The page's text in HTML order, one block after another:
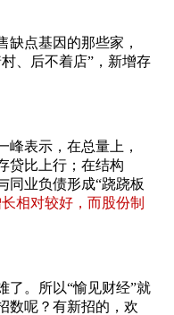
缺点基因的那些家，
、后不着店”，新增存
峰表示，在总量上，
贷比上行；在结构
同业负债形成“跷跷板
相对较好，而股份制
了。所以“愉见财经”就
数呢？有新招的，欢